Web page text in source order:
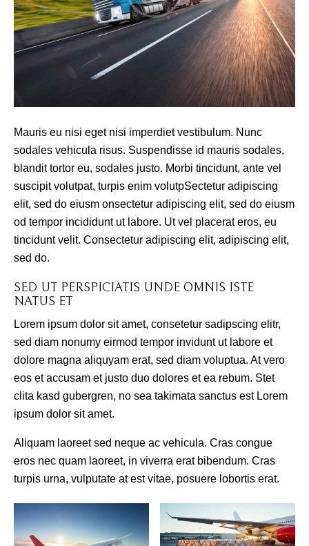
Mauris eu nisi eget nisi imperdiet vestibulum. Nunc
sodales vehicula risus. Suspendisse id mauris sodales,
blandit tortor eu, sodales justo. Morbi tincidunt, ante vel
suscipit volutpat, turpis enim volutpSectetur adipiscing
elit, sed do eiusm onsectetur adipiscing elit, sed do eiusm
od tempor incididunt ut labore. Ut vel placerat eros, eu
tincidunt velit. Consectetur adipiscing elit, adipiscing elit,
sed do.
SED UT PERSPICIATIS UNDE OMNIS ISTE
NATUS ET
Lorem ipsum dolor sit amet, consetetur sadipscing elitr,
sed diam nonumy eirmod tempor invidunt ut labore et
dolore magna aliquyam erat, sed diam voluptua. At vero
eos et accusam et justo duo dolores et ea rebum. Stet
clita kasd gubergren, no sea takimata sanctus est Lorem
ipsum dolor sit amet.
Aliquam laoreet sed neque ac vehicula. Cras congue
eros nec quam laoreet, in viverra erat bibendum. Cras
turpis urna, vulputate at est vitae, posuere lobortis erat.